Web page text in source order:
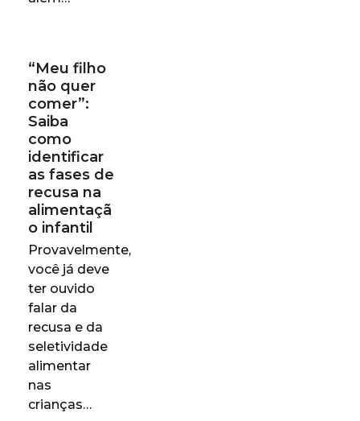
“Meu filho
não quer
comer”:
Saiba
como
identificar
as fases de
recusa na
alimentaçã
o infantil
Provavelmente,
você já deve
ter ouvido
falar da
recusa e da
seletividade
alimentar
nas
crianças…